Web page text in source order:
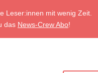
Leser:innen mit wenig Zeit.
das News-Crew Abo!